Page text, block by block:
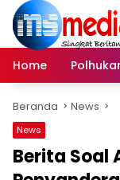
Langsung
konten
Home
Beranda News
News
Berita Soal